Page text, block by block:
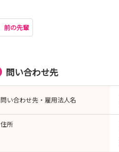
前の先輩
問い合わせ先
問い合わせ先・雇用法人名
住所